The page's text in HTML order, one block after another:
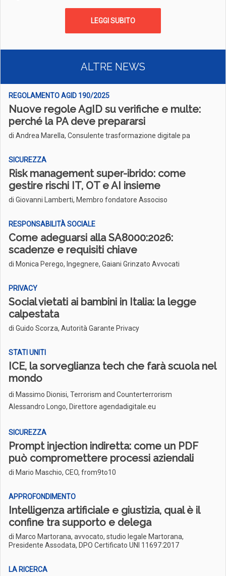
LEGGI SUBITO
ALTRE NEWS
REGOLAMENTO AGID 190/2025
Nuove regole AgID su verifiche e multe:
perché la PA deve prepararsi
di Andrea Marella, Consulente trasformazione digitale pa
SICUREZZA
Risk management super-ibrido: come
gestire rischi IT, OT e AI insieme
di Giovanni Lamberti, Membro fondatore Associso
RESPONSABILITÀ SOCIALE
Come adeguarsi alla SA8000:2026:
scadenze e requisiti chiave
di Monica Perego, Ingegnere, Gaiani Grinzato Avvocati
PRIVACY
Social vietati ai bambini in Italia: la legge
calpestata
di Guido Scorza, Autorità Garante Privacy
STATI UNITI
ICE, la sorveglianza tech che farà scuola nel
mondo
di Massimo Dionisi, Terrorism and Counterterrorism
Alessandro Longo, Direttore agendadigitale.eu
SICUREZZA
Prompt injection indiretta: come un PDF
può compromettere processi aziendali
di Mario Maschio, CEO, from9to10
APPROFONDIMENTO
Intelligenza artificiale e giustizia, qual è il
confine tra supporto e delega
di Marco Martorana, avvocato, studio legale Martorana,
Presidente Assodata, DPO Certificato UNI 11697:2017
LA RICERCA